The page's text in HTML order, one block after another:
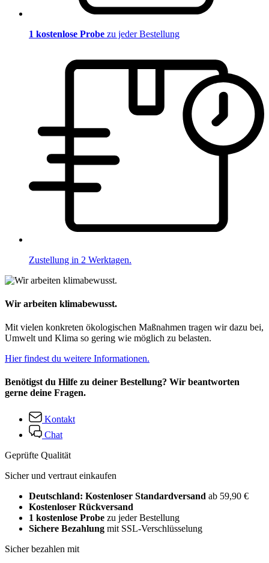
1 kostenlose Probe zu jeder Bestellung
Zustellung in 2 Werktagen.
Wir arbeiten klimabewusst.
Mit vielen konkreten ökologischen Maßnahmen tragen wir dazu bei,
Umwelt und Klima so gering wie möglich zu belasten.
Hier findest du weitere Informationen.
Benötigst du Hilfe zu deiner Bestellung? Wir beantworten
gerne deine Fragen.
Kontakt
Chat
Geprüfte Qualität
Sicher und vertraut einkaufen
Deutschland: Kostenloser Standardversand ab 59,90 €
Kostenloser Rückversand
1 kostenlose Probe zu jeder Bestellung
Sichere Bezahlung mit SSL-Verschlüsselung
Sicher bezahlen mit